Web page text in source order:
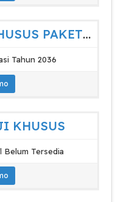
[Paket Haji] HAJI KHUSUS PAKET SHOFWAH
Tahun 2036
KHUSUS
Belum Tersedia